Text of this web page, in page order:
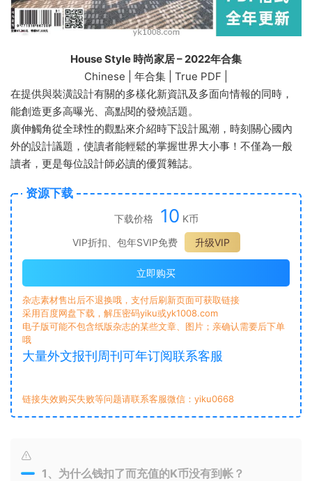
House Style 時尚家居 – 2022年合集
Chinese | 年合集 | True PDF |
在提供與裝潢設計有關的多樣化新資訊及多面向情報的同時，
能創造更多高曝光、高點閱的發燒話題。
廣伸觸角從全球性的觀點來介紹時下設計風潮，時刻關心國內
外的設計議題，使讀者能輕鬆的掌握世界大小事！不僅為一般
讀者，更是每位設計師必讀的優質雜誌。
资源下载
下载价格 10 K币
VIP折扣、包年SVIP免费
升级VIP
立即购买
杂志素材售出后不退换哦，支付后刷新页面可获取链接
采用百度网盘下载，解压密码yiku或yk1008.com
电子版可能不包含纸版杂志的某些文章、图片；亲确认需要后下单
哦
大量外文报刊周刊可年订阅联系客服
链接失效购买失败等问题请联系客服微信：yiku0668
1、为什么钱扣了而充值的K币没有到帐？